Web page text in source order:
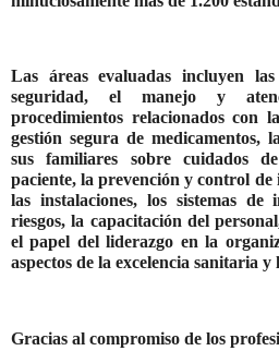
Las áreas evaluadas incluyen las
seguridad, el manejo y
procedimientos relacionados con
gestión segura de medicamentos,
sus familiares sobre cuidados
paciente, la prevención y control de
las instalaciones, los sistemas
riesgos, la capacitación del
el papel del liderazgo en la
aspectos de la excelencia sanitaria
Gracias al compromiso de los